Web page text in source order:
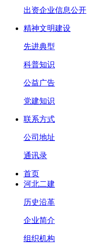
出资企业信息公开
精神文明建设
先进典型
科普知识
公益广告
党建知识
联系方式
公司地址
通讯录
首页
河北二建
历史沿革
企业简介
组织机构